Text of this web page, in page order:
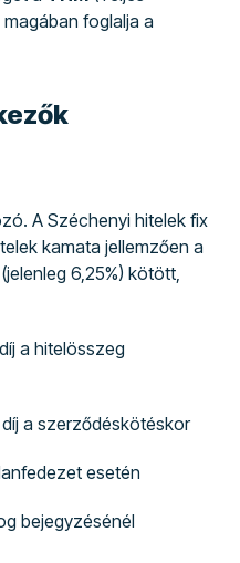
foglalja a
A Széchenyi hitelek fix
kamata jellemzően a
6,25%) kötött,
a hitelösszeg
a szerződéskötéskor
esetén
bejegyzésénél